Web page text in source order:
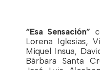
“Esa Sensación”
Lorena Iglesias,
Miquel Insua,
Bárbara Santa